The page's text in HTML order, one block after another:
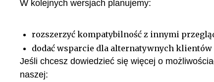
W kolejnych wersjach planujemy:
rozszerzyć kompatybilność z innymi
dodać wsparcie dla alternatywnych klientów
Jeśli chcesz dowiedzieć się więcej o
naszej: